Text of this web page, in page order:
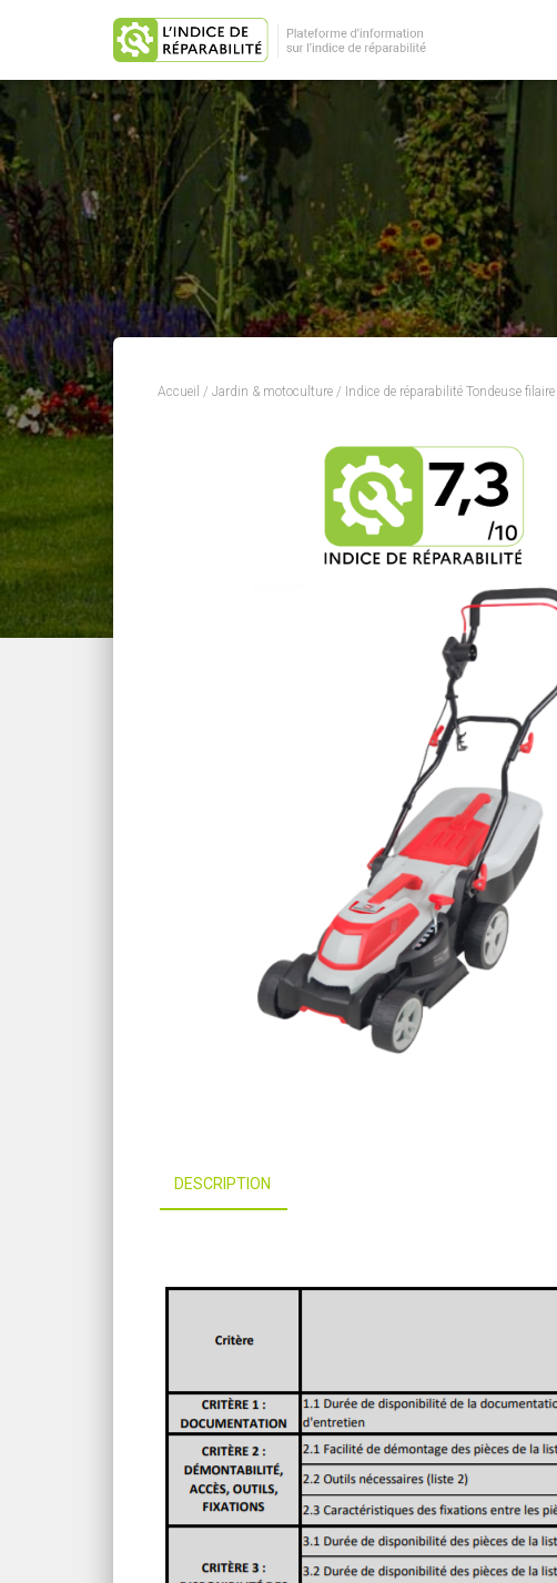
Accueil / Jardin & motoculture / Indice de réparabilité Tondeuse filaire
DESCRIPTION